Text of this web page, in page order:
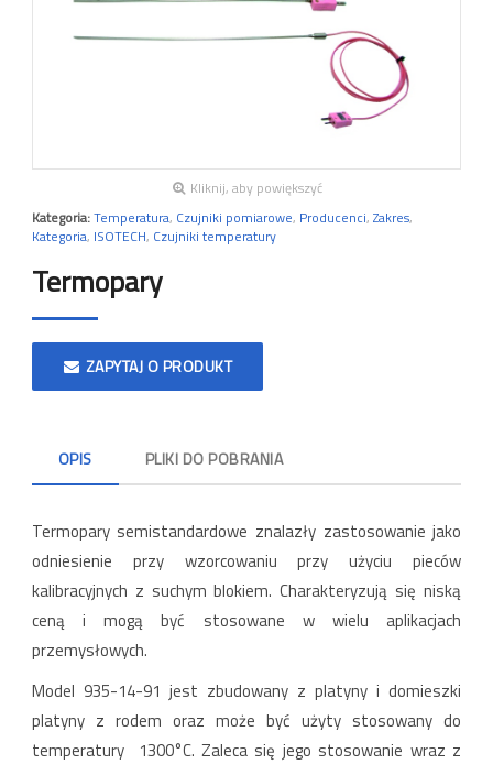
Kliknij, aby powiększyć
Kategoria:Temperatura, Czujniki pomiarowe, Producenci, Zakres,
Kategoria, ISOTECH, Czujniki temperatury
Termopary
ZAPYTAJ O PRODUKT
OPIS PLIKI DO POBRANIA
Termopary semistandardowe znalazły zastosowanie jako
odniesienie przy wzorcowaniu przy użyciu pieców
kalibracyjnych z suchym blokiem. Charakteryzują się niską
ceną i mogą być stosowane w wielu aplikacjach
przemysłowych.
Model 935-14-91 jest zbudowany z platyny i domieszki
platyny z rodem oraz może być użyty stosowany do
temperatury 1300°C. Zaleca się jego stosowanie wraz z